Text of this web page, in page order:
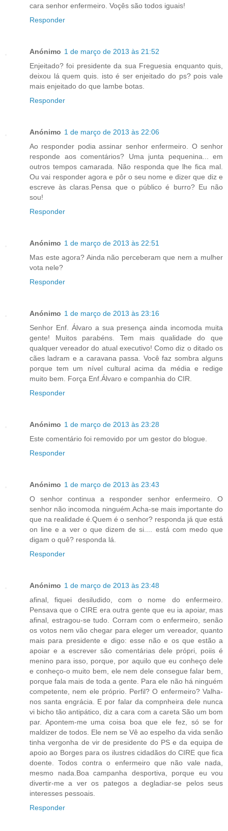
cara senhor enfermeiro. Voçês são todos iguais!
Responder
Anónimo 1 de março de 2013 às 21:52
Enjeitado? foi presidente da sua Freguesia enquanto quis,
deixou lá quem quis. isto é ser enjeitado do ps? pois vale
mais enjeitado do que lambe botas.
Responder
Anónimo 1 de março de 2013 às 22:06
Ao responder podia assinar senhor enfermeiro. O senhor
responde aos comentários? Uma junta pequenina... em
outros tempos camarada. Não responda que lhe fica mal.
Ou vai responder agora e pôr o seu nome e dizer que diz e
escreve às claras.Pensa que o público é burro? Eu não
sou!
Responder
Anónimo 1 de março de 2013 às 22:51
Mas este agora? Ainda não perceberam que nem a mulher
vota nele?
Responder
Anónimo 1 de março de 2013 às 23:16
Senhor Enf. Álvaro a sua presença ainda incomoda muita
gente! Muitos parabéns. Tem mais qualidade do que
qualquer vereador do atual executivo! Como diz o ditado os
cães ladram e a caravana passa. Você faz sombra alguns
porque tem um nível cultural acima da média e redige
muito bem. Força Enf.Álvaro e companhia do CIR.
Responder
Anónimo 1 de março de 2013 às 23:28
Este comentário foi removido por um gestor do blogue.
Responder
Anónimo 1 de março de 2013 às 23:43
O senhor continua a responder senhor enfermeiro. O
senhor não incomoda ninguém.Acha-se mais importante do
que na realidade é.Quem é o senhor? responda já que está
on line e a ver o que dizem de si.... está com medo que
digam o quê? responda lá.
Responder
Anónimo 1 de março de 2013 às 23:48
afinal, fiquei desiludido, com o nome do enfermeiro.
Pensava que o CIRE era outra gente que eu ia apoiar, mas
afinal, estragou-se tudo. Corram com o enfermeiro, senão
os votos nem vão chegar para eleger um vereador, quanto
mais para presidente e digo: esse não e os que estão a
apoiar e a escrever são comentárias dele própri, poiis é
menino para isso, porque, por aquilo que eu conheço dele
e conheço-o muito bem, ele nem dele consegue falar bem,
porque fala mais de toda a gente. Para ele não há ninguém
competente, nem ele próprio. Perfil? O enfermeiro? Valha-
nos santa engrácia. E por falar da compnheira dele nunca
vi bicho tão antipático, diz a cara com a careta São um bom
par. Apontem-me uma coisa boa que ele fez, só se for
maldizer de todos. Ele nem se Vê ao espelho da vida senão
tinha vergonha de vir de presidente do PS e da equipa de
apoio ao Borges para os ilustres cidadãos do CIRE que fica
doente. Todos contra o enfermeiro que não vale nada,
mesmo nada.Boa campanha desportiva, porque eu vou
divertir-me a ver os pategos a degladiar-se pelos seus
interesses pessoais.
Responder